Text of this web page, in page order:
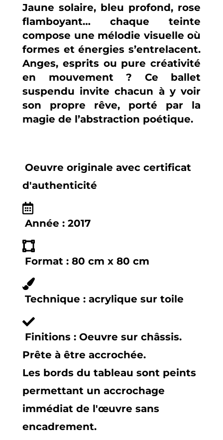
Jaune solaire, bleu profond, rose
flamboyant… chaque teinte
compose une mélodie visuelle où
formes et énergies s’entrelacent.
Anges, esprits ou pure créativité
en mouvement ? Ce ballet
suspendu invite chacun à y voir
son propre rêve, porté par la
magie de l’abstraction poétique.
Oeuvre originale avec certificat
d'authenticité
Année : 2017
Format : 80 cm x 80 cm
Technique : acrylique sur toile
Finitions : Oeuvre sur châssis.
Prête à être accrochée.
Les bords du tableau sont peints
permettant un accrochage
immédiat de l'œuvre sans
encadrement.